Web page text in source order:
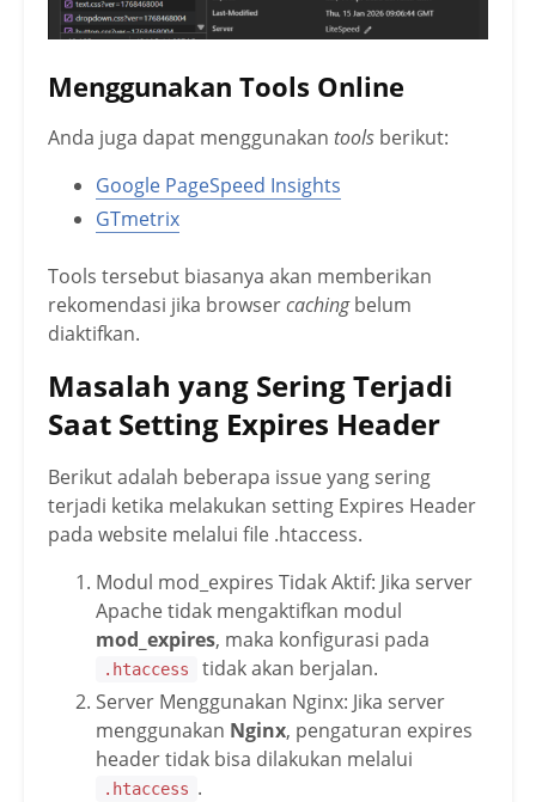
Menggunakan Tools Online
Anda juga dapat menggunakan tools berikut:
Google PageSpeed Insights
GTmetrix
Tools tersebut biasanya akan memberikan
rekomendasi jika browsercachingbelum
diaktifkan.
Masalah yang Sering Terjadi
Saat Setting Expires Header
Berikut adalah beberapa issue yang sering
terjadi ketika melakukan setting Expires Header
pada website melalui file .htaccess.
Modul mod_expires Tidak Aktif: Jika server
Apache tidak mengaktifkan modul
mod_expires, maka konfigurasi pada
.htaccess
tidak akan berjalan.
Server Menggunakan Nginx: Jika server
menggunakan Nginx, pengaturan expires
header tidak bisa dilakukan melalui
.htaccess .